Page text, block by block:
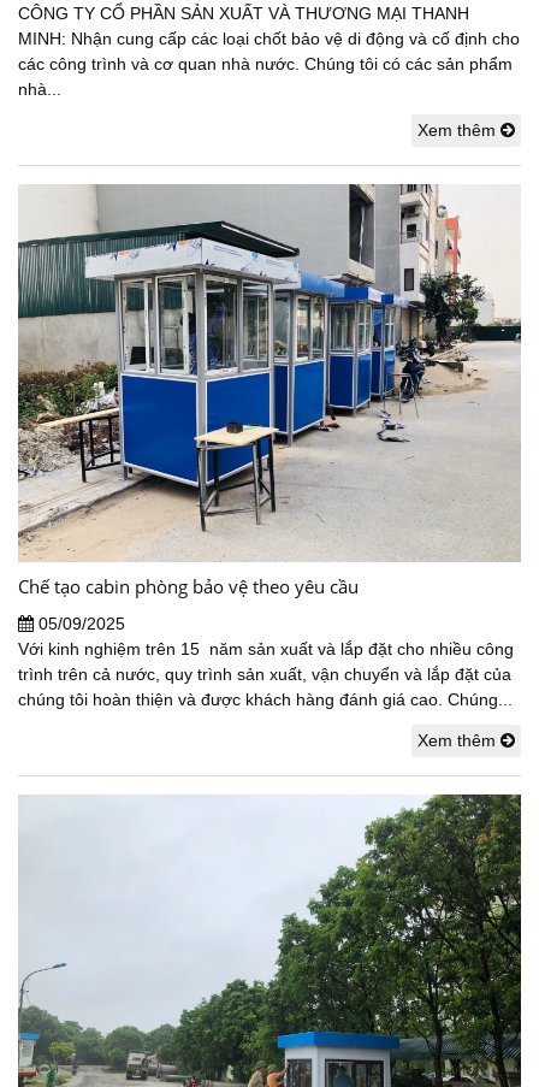
CÔNG TY CỔ PHẦN SẢN XUẤT VÀ THƯƠNG MẠI THANH
MINH: Nhận cung cấp các loại chốt bảo vệ di động và cố định cho
các công trình và cơ quan nhà nước. Chúng tôi có các sản phẩm
nhà...
Xem thêm
Chế tạo cabin phòng bảo vệ theo yêu cầu
05/09/2025
Với kinh nghiệm trên 15 năm sản xuất và lắp đặt cho nhiều công
trình trên cả nước, quy trình sản xuất, vận chuyển và lắp đặt của
chúng tôi hoàn thiện và được khách hàng đánh giá cao. Chúng...
Xem thêm